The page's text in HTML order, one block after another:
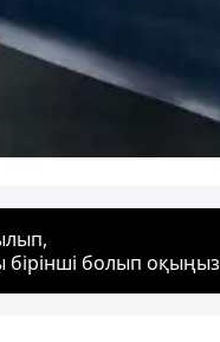
болып оқыңыз